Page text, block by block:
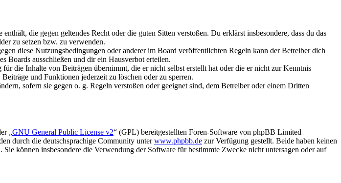
die gegen geltendes Recht oder die guten Sitten verstoßen. Du erklärst insbesondere, dass du das
zu setzen bzw. zu verwenden.
diese Nutzungsbedingungen oder anderer im Board veröffentlichten Regeln kann der Betreiber dich
Boards ausschließen und dir ein Hausverbot erteilen.
die Inhalte von Beiträgen übernimmt, die er nicht selbst erstellt hat oder die er nicht zur Kenntnis
und Funktionen jederzeit zu löschen oder zu sperren.
sofern sie gegen o. g. Regeln verstoßen oder geeignet sind, dem Betreiber oder einem Dritten
„GNU General Public License v2“ (GPL) bereitgestellten Foren-Software von phpBB Limited
durch die deutschsprachige Community unterwww.phpbb.de zur Verfügung gestellt. Beide haben keinen
können insbesondere die Verwendung der Software für bestimmte Zwecke nicht untersagen oder auf